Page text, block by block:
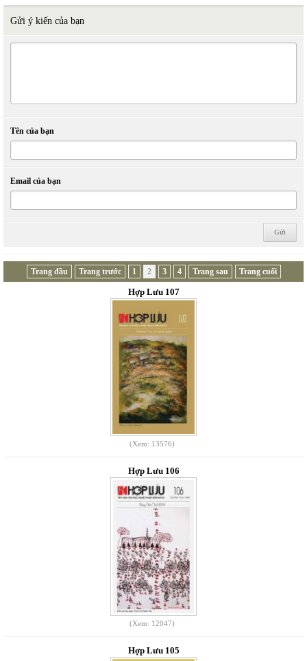
Gửi ý kiến của bạn
Tên của bạn
Email của bạn
Trang đầu Trang trước 1 2 3 4 Trang sau Trang cuối
Hợp Lưu 107
(Xem: 13576)
Hợp Lưu 106
(Xem: 12047)
Hợp Lưu 105